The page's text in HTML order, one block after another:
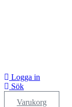
Logga in
Sök
Varukorg